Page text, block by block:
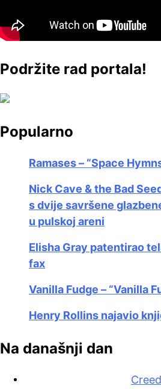
Podržite rad portala!
Popularno
Ramases – “Space
Nick Cave & the Bad
s dvije savršene
u pulskoj areni
Elisha Gray patentirao
fax
Vanilla Fudge – “Vanilla
Henry Rollins najavio
Na današnji dan